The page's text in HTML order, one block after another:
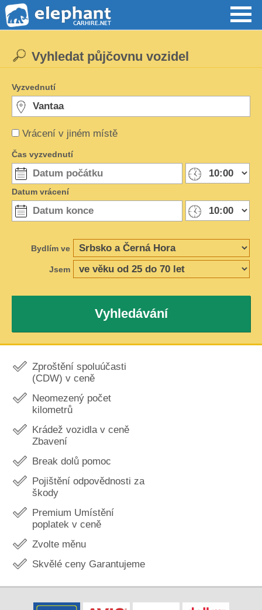
Vrácení v jiném místě
Vyhledat půjčovnu vozidel
Vyzvednutí
Čas vyzvednutí
Datum vrácení
Bydlím ve
Jsem
Vyhledávání
Zproštění spoluúčasti
(CDW) v ceně
Neomezený počet
kilometrů
Krádež vozidla v ceně
Zbavení
Break dolů pomoc
Pojištění odpovědnosti za
škody
Premium Umístění
poplatek v ceně
Zvolte měnu
Skvělé ceny Garantujeme